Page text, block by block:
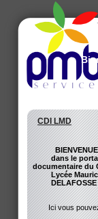
CDI LMD
BIENVENUE
dans le
documentaire du
Lycée
Ici vous